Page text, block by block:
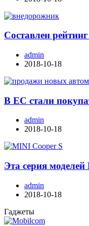
Составлен
admin
2018-10-18
В ЕС стали
admin
2018-10-18
Эта серия моделей
admin
2018-10-18
Гаджеты